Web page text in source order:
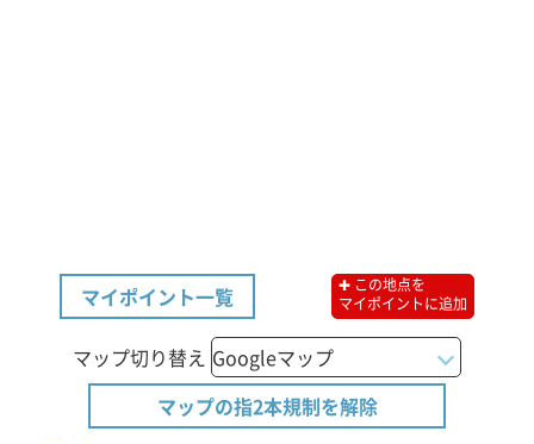
マイポイント一覧
✚ この地点を
マイポイントに追加
マップ切り替え
マップの指2本規制を解除